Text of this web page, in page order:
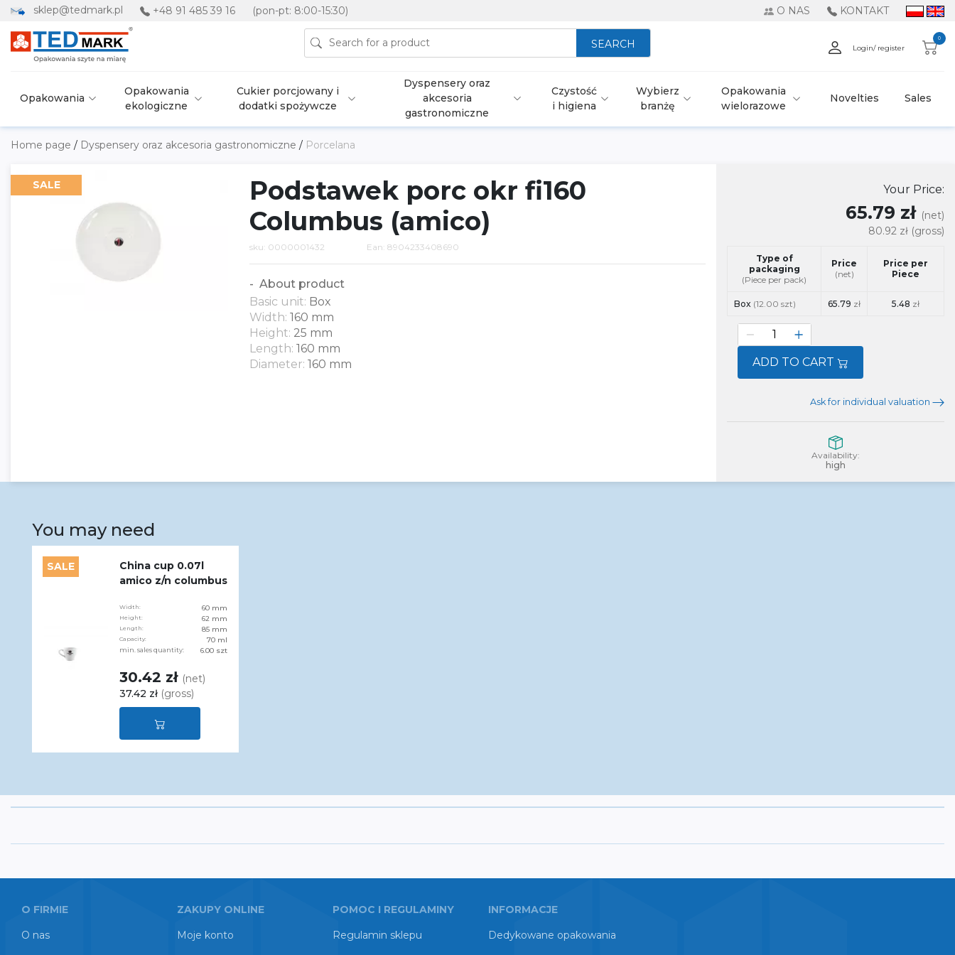
sklep@tedmark.pl +48 91 485 39 16 (pon-pt: 8:00-15:30) O NAS KONTAKT
SEARCH Login/ register
0
Opakowania
Opakowania
ekologiczne
Cukier porcjowany i
dodatki spożywcze
Dyspensery oraz
akcesoria
gastronomiczne
Czystość
i higiena
Wybierz
branżę
Opakowania
wielorazowe
Novelties Sales
Home page / Dyspensery oraz akcesoria gastronomiczne / Porcelana
SALE
Podstawek porc okr fi160
Columbus (amico)
sku: 0000001432 Ean: 8904233408690
About product
Basic unit: Box
Width: 160 mm
Height: 25 mm
Length: 160 mm
Diameter: 160 mm
Your Price:
65.79 zł (net)
80.92 zł (gross)
Type of
packaging
(Piece per pack)
Price
(net)
Price per
Piece
Box (12.00 szt) 65.79 zł 5.48 zł
ADD TO CART
Ask for individual valuation
Availability:
high
You may need
SALE
China cup 0.07l
amico z/n columbus
Width: 60 mm
Height: 62 mm
Length: 85 mm
Capacity: 70 ml
min. sales quantity: 6.00 szt
30.42 zł (net)
37.42 zł (gross)
O FIRMIE
O nas
ZAKUPY ONLINE
Moje konto
POMOC I REGULAMINY
Regulamin sklepu
INFORMACJE
Dedykowane opakowania